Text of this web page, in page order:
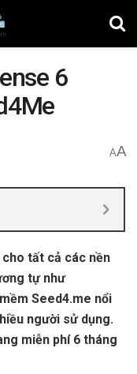
6
AA
cho tất cả các nền
tự như
Seed4.me nổi
người sử dụng.
miễn phí 6 tháng